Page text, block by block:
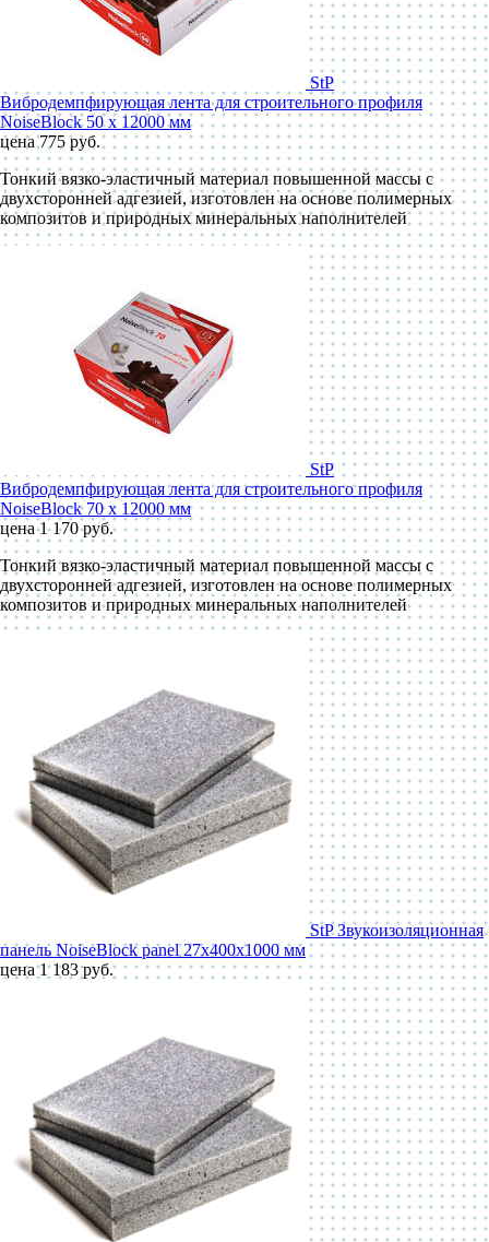
StP
Вибродемпфирующая лента для строительного профиля
NoiseBlock 50 x 12000 мм
цена 775 руб.
Тонкий вязко-эластичный материал повышенной массы с
двухсторонней адгезией, изготовлен на основе полимерных
композитов и природных минеральных наполнителей
StP
Вибродемпфирующая лента для строительного профиля
NoiseBlock 70 x 12000 мм
цена 1 170 руб.
Тонкий вязко-эластичный материал повышенной массы с
двухсторонней адгезией, изготовлен на основе полимерных
композитов и природных минеральных наполнителей
StP Звукоизоляционная
панель NoiseBlock panel 27x400x1000 мм
цена 1 183 руб.